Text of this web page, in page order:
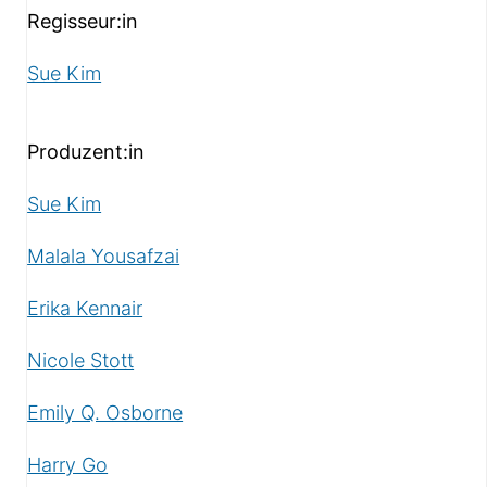
Regisseur:in
Sue Kim
Produzent:in
Sue Kim
Malala Yousafzai
Erika Kennair
Nicole Stott
Emily Q. Osborne
Harry Go